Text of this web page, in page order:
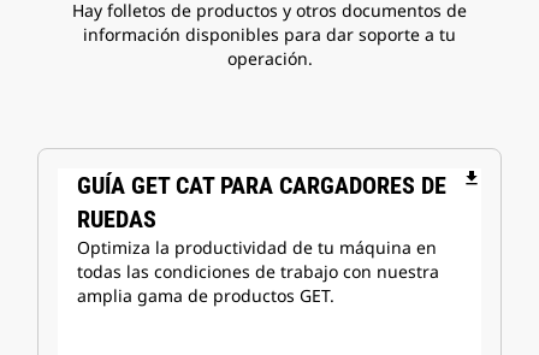
Hay folletos de productos y otros documentos de
información disponibles para dar soporte a tu
operación.
GUÍA GET CAT PARA CARGADORES DE
RUEDAS
file_download
Optimiza la productividad de tu máquina en
todas las condiciones de trabajo con nuestra
amplia gama de productos GET.